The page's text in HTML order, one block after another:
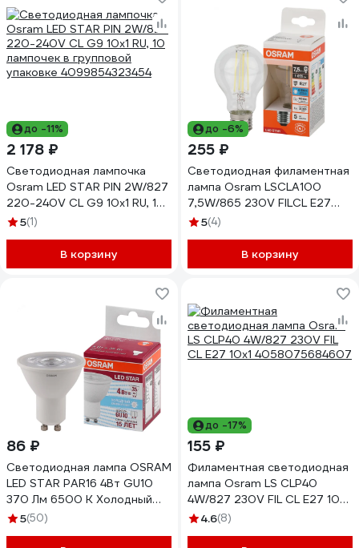
до -11%
2 178 ₽
Светодиодная лампочка
Osram LED STAR PIN 2W/827
220-240V CL G9 10x1 RU, 10
лампочек в групповой
5(1)
В корзину
до -6%
255 ₽
Светодиодная филаментная
лампа Osram LSCLA100
7,5W/865 230V FILCL E27
10x1 4058075687752
5(4)
В корзину
86 ₽
Светодиодная лампа OSRAM
LED STAR PAR16 4Вт GU10
370 Лм 6500 К Холодный
белый свет 4058075481404
5(50)
до -17%
155 ₽
Филаментная светодиодная
лампа Osram LS CLP40
4W/827 230V FIL CL E27 10x1
4058075684607
4.6(8)